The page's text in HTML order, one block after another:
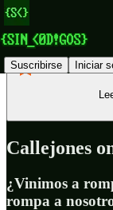
Suscribirse Iniciar
Callejones
¿Vinimos a
rompa a